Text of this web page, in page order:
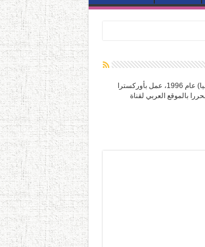
موسيقي وكاتب ومترجم. تخرج من كونسيرفاتوار بطرسبورج الحكومي (روسيا) عام 1996، عمل بأوركسترا
الأوبرا المصرية في الفترة من 2000-2017. يعمل محررا بالموقع العربي لقناة